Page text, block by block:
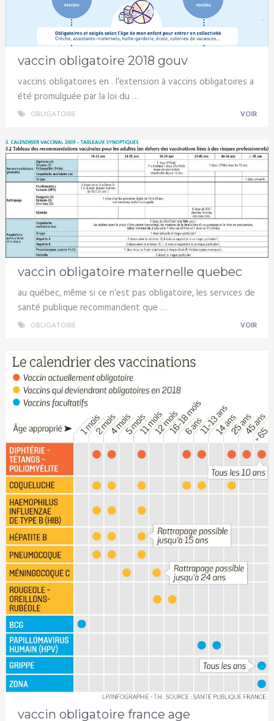
vaccin obligatoire 2018 gouv
vaccins obligatoires en . l’extension à vaccins obligatoires a
été promulguée par la loi du …
OBLIGATOIRE VOIR
vaccin obligatoire maternelle quebec
au québec, même si ce n’est pas obligatoire, les services de
santé publique recommandent que …
OBLIGATOIRE VOIR
vaccin obligatoire france age